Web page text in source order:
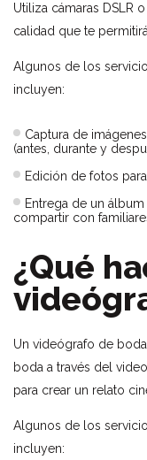
Utiliza cámaras DSLR
calidad que te
Algunos de los
incluyen:
Captura de
(antes, durante y
Edición de fotos
Entrega de un
compartir con
¿Qué
Un videógrafo de
boda a través del
para crear un relato
Algunos de los
incluyen: